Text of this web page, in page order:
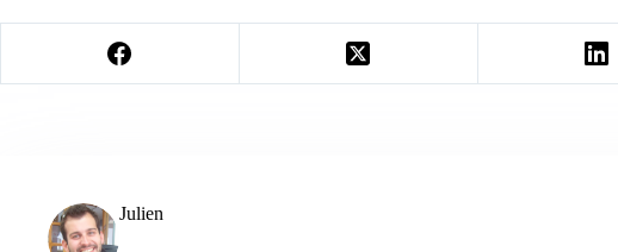
Julien